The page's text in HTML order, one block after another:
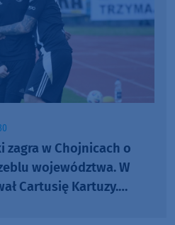
zagra w Chojnicach o
województwa. W
Cartusię Kartuzy.